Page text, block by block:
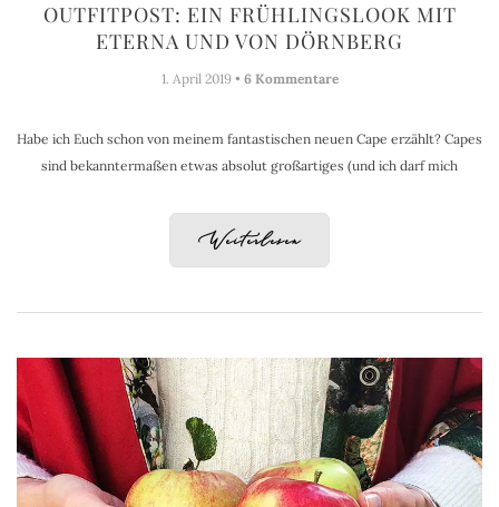
OUTFITPOST: EIN FRÜHLINGSLOOK MIT
ETERNA UND VON DÖRNBERG
1. April 2019 • 6 Kommentare
Habe ich Euch schon von meinem fantastischen neuen Cape erzählt? Capes
sind bekanntermaßen etwas absolut großartiges (und ich darf mich
Weiterlesen